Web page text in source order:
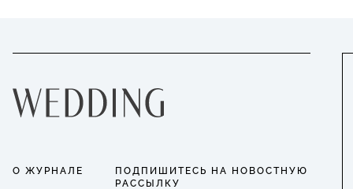
О ЖУРНАЛЕ
ПОДПИШИТЕСЬ НА НОВОСТНУЮ
РАССЫЛКУ